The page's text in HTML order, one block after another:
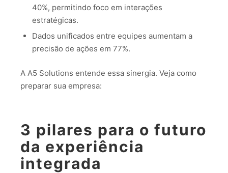
40%, permitindo foco em interações
estratégicas.
Dados unificados entre equipes aumentam a
precisão de ações em 77%.
A A5 Solutions entende essa sinergia. Veja como
preparar sua empresa:
3 pilares para o futuro
da experiência
integrada